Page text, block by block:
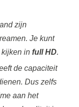
zijn
Je kunt
kijken infull HD.
de capaciteit
Dus zelfs
aan het